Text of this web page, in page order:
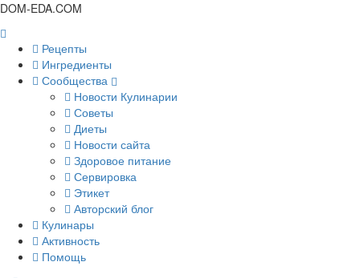
DOM-EDA.COM
Рецепты
Ингредиенты
Сообщества
Новости Кулинарии
Советы
Диеты
Новости сайта
Здоровое питание
Сервировка
Этикет
Авторский блог
Кулинары
Активность
Помощь